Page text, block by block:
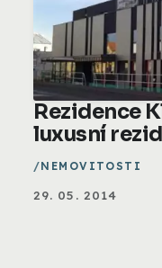
Rezidence
luxusní
NEMOVITOSTI
29. 05. 2014